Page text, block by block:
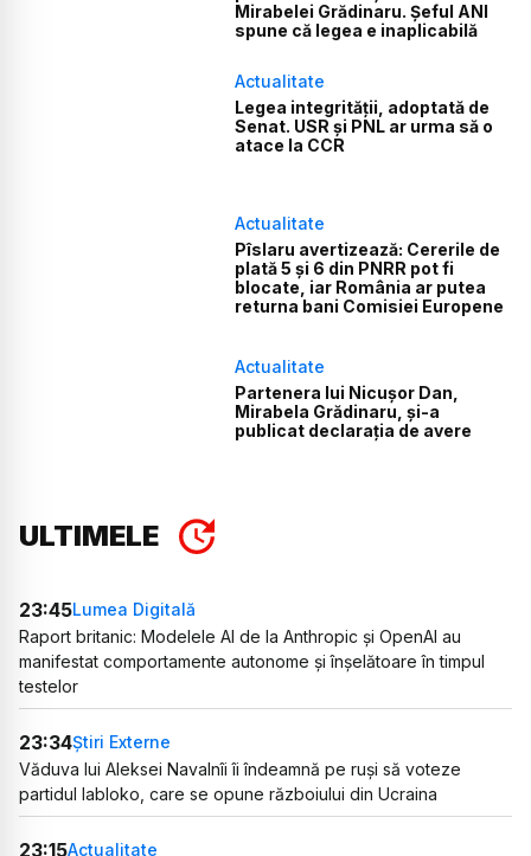
Mirabelei Grădinaru. Șeful ANI
spune că legea e inaplicabilă
Actualitate
Legea integrității, adoptată de
Senat. USR și PNL ar urma să o
atace la CCR
Actualitate
Pîslaru avertizează: Cererile de
plată 5 și 6 din PNRR pot fi
blocate, iar România ar putea
returna bani Comisiei Europene
Actualitate
Partenera lui Nicușor Dan,
Mirabela Grădinaru, și-a
publicat declarația de avere
ULTIMELE
23:45Lumea Digitală
Raport britanic: Modelele AI de la Anthropic și OpenAI au
manifestat comportamente autonome și înșelătoare în timpul
testelor
23:34Știri Externe
Văduva lui Aleksei Navalnîi îi îndeamnă pe ruși să voteze
partidul Iabloko, care se opune războiului din Ucraina
23:15Actualitate